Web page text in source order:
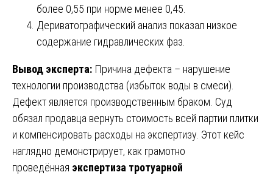
более 0,55 при норме менее 0,45.
Дериватографический анализ показал низкое
содержание гидравлических фаз.
Вывод эксперта: Причина дефекта – нарушение
технологии производства (избыток воды в смеси).
Дефект является производственным браком. Суд
обязал продавца вернуть стоимость всей партии плитки
и компенсировать расходы на экспертизу. Этот кейс
наглядно демонстрирует, как грамотно
проведённая экспертиза тротуарной